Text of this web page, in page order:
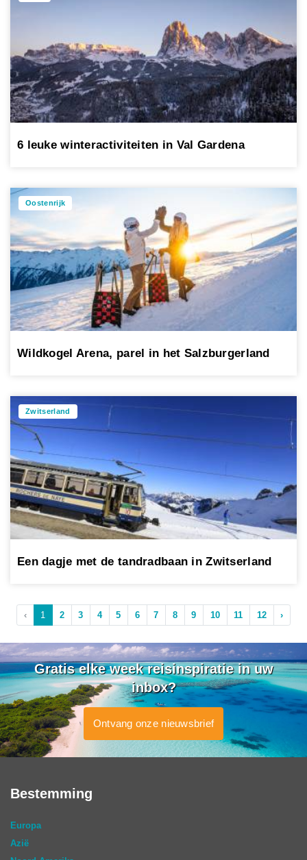
6 leuke winteractiviteiten in Val Gardena
Oostenrijk
Wildkogel Arena, parel in het Salzburgerland
Zwitserland
Een dagje met de tandradbaan in Zwitserland
‹ 1 2 3 4 5 6 7 8 9 10 11 12 ›
Gratis elke week reisinspiratie in uw
inbox?
Ontvang onze nieuwsbrief
Bestemming
Europa
Azië